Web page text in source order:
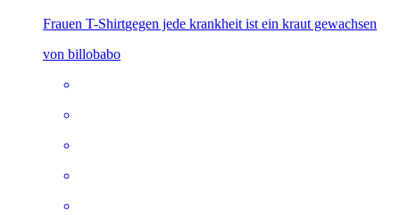
Frauen T-Shirtgegen jede krankheit ist ein kraut gewachsen
von billobabo